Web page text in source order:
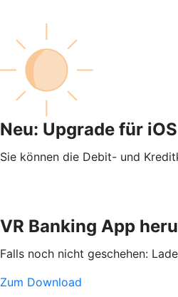
Neu: Upgrade für iOS
Sie können die Debit- und
VR Banking App
Falls noch nicht geschehen:
Zum Download